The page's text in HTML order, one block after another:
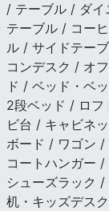
/ テーブル / ダイ
テーブル / コー
ル / サイドテー
コンデスク / オ
ド / ベッド・ベ
2段ベッド / ロフ
ビ台 / キャビネ
ボード / ワゴン /
コートハンガー
シューズラック
机・キッズデス